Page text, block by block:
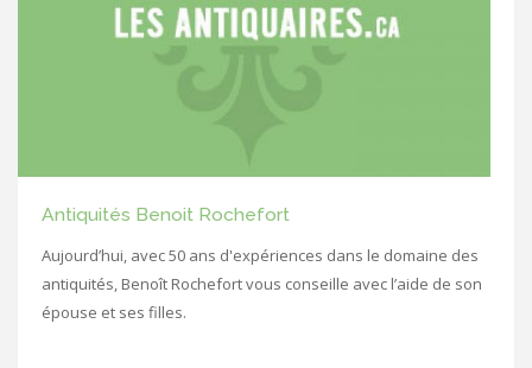
Antiquités Benoit Rochefort
Aujourd’hui, avec 50 ans d'expériences dans le domaine des
antiquités, Benoît Rochefort vous conseille avec l’aide de son
épouse et ses filles.